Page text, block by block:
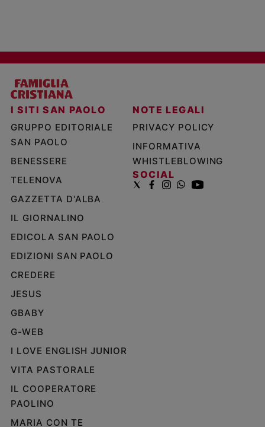
I SITI SAN PAOLO
GRUPPO EDITORIALE
SAN PAOLO
BENESSERE
TELENOVA
GAZZETTA D'ALBA
IL GIORNALINO
EDICOLA SAN PAOLO
EDIZIONI SAN PAOLO
CREDERE
JESUS
GBABY
G-WEB
I LOVE ENGLISH JUNIOR
VITA PASTORALE
IL COOPERATORE
PAOLINO
MARIA CON TE
NOTE LEGALI
PRIVACY POLICY
INFORMATIVA
WHISTLEBLOWING
SOCIAL